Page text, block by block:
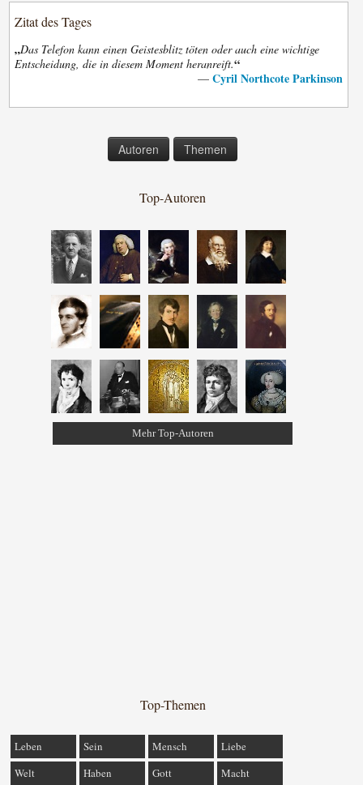
Zitat des Tages
„Das Telefon kann einen Geistesblitz töten oder auch eine wichtige
Entscheidung, die in diesem Moment heranreift.“
— Cyril Northcote Parkinson
Autoren Themen
Top-Autoren
Mehr Top-Autoren
Top-Themen
Leben Sein Mensch
Liebe
Welt
Haben Gott Macht